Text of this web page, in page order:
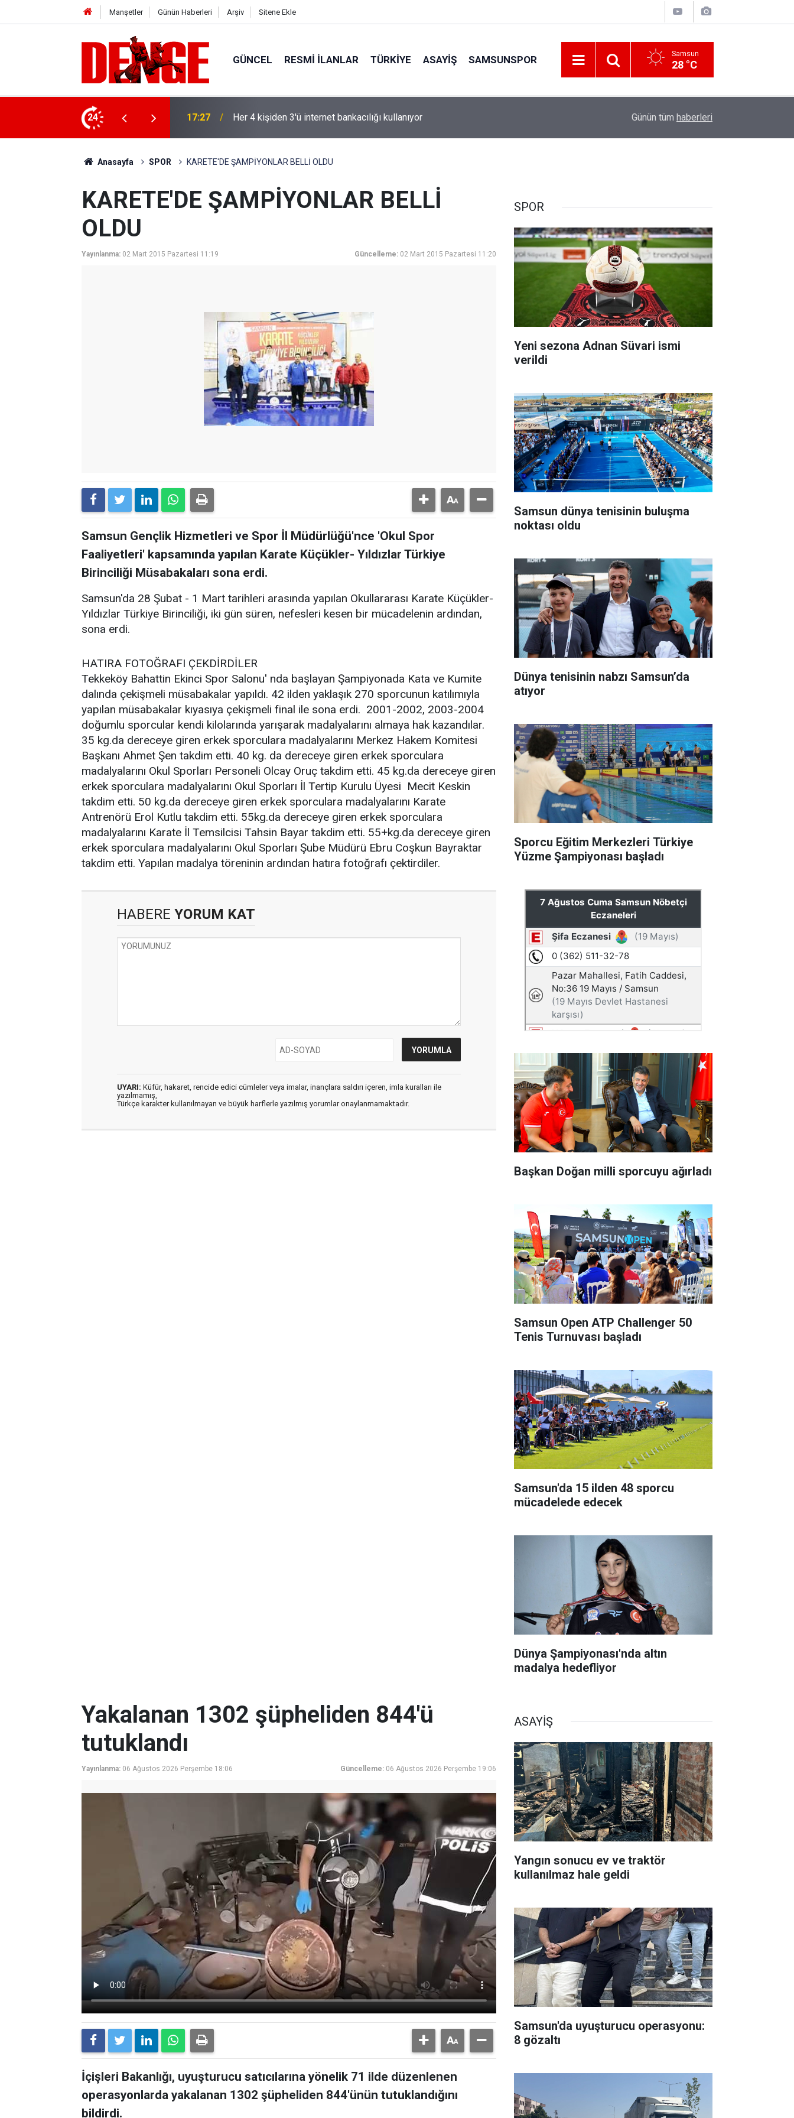
Manşetler Günün Haberleri Arşiv Sitene Ekle
GÜNCEL RESMI İLANLAR TÜRKİYE ASAYİŞ SAMSUNSPOR Samsun
28 °C
24 17:23 Thorsten Fink yeni sezon rotasını çizdi Vatandaşlar evlerinden danışmanlık hizmeti
Günün tüm haberleri
Anasayfa SPOR KARETE'DE ŞAMPİYONLAR BELLİ OLDU
KARETE'DE ŞAMPİYONLAR BELLİ
OLDU
Yayınlanma: 02 Mart 2015 Pazartesi 11:19 Güncelleme: 02 Mart 2015 Pazartesi 11:20
Samsun Gençlik Hizmetleri ve Spor İl Müdürlüğü'nce 'Okul Spor
Faaliyetleri' kapsamında yapılan Karate Küçükler- Yıldızlar Türkiye
Birinciliği Müsabakaları sona erdi.
Samsun'da 28 Şubat - 1 Mart tarihleri arasında yapılan Okullararası Karate Küçükler-
Yıldızlar Türkiye Birinciliği, iki gün süren, nefesleri kesen bir mücadelenin ardından,
sona erdi.
HATIRA FOTOĞRAFI ÇEKDİRDİLER
Tekkeköy Bahattin Ekinci Spor Salonu' nda başlayan Şampiyonada Kata ve Kumite
dalında çekişmeli müsabakalar yapıldı. 42 ilden yaklaşık 270 sporcunun katılımıyla
yapılan müsabakalar kıyasıya çekişmeli final ile sona erdi. 2001-2002, 2003-2004
doğumlu sporcular kendi kilolarında yarışarak madalyalarını almaya hak kazandılar.
35 kg.da dereceye giren erkek sporculara madalyalarını Merkez Hakem Komitesi
Başkanı Ahmet Şen takdim etti. 40 kg. da dereceye giren erkek sporculara
madalyalarını Okul Sporları Personeli Olcay Oruç takdim etti. 45 kg.da dereceye giren
erkek sporculara madalyalarını Okul Sporları İl Tertip Kurulu Üyesi Mecit Keskin
takdim etti. 50 kg.da dereceye giren erkek sporculara madalyalarını Karate
Antrenörü Erol Kutlu takdim etti. 55kg.da dereceye giren erkek sporculara
madalyalarını Karate İl Temsilcisi Tahsin Bayar takdim etti. 55+kg.da dereceye giren
erkek sporculara madalyalarını Okul Sporları Şube Müdürü Ebru Coşkun Bayraktar
takdim etti. Yapılan madalya töreninin ardından hatıra fotoğrafı çektirdiler.
HABERE YORUM KAT
UYARI: Küfür, hakaret, rencide edici cümleler veya imalar, inançlara saldırı içeren, imla kuralları ile
yazılmamış,
Türkçe karakter kullanılmayan ve büyük harflerle yazılmış yorumlar onaylanmamaktadır.
SPOR
Yeni sezona Adnan Süvari ismi
verildi
Samsun dünya tenisinin buluşma
noktası oldu
Dünya tenisinin nabzı Samsun’da
atıyor
Sporcu Eğitim Merkezleri Türkiye
Yüzme Şampiyonası başladı
Başkan Doğan milli sporcuyu ağırladı
Samsun Open ATP Challenger 50
Tenis Turnuvası başladı
Samsun'da 15 ilden 48 sporcu
mücadelede edecek
Dünya Şampiyonası'nda altın
madalya hedefliyor
Yakalanan 1302 şüpheliden 844'ü
tutuklandı
Yayınlanma: 06 Ağustos 2026 Perşembe 18:06 Güncelleme: 06 Ağustos 2026 Perşembe 19:06
İçişleri Bakanlığı, uyuşturucu satıcılarına yönelik 71 ilde düzenlenen
operasyonlarda yakalanan 1302 şüpheliden 844'ünün tutuklandığını
bildirdi.
ASAYİŞ
Yangın sonucu ev ve traktör
kullanılmaz hale geldi
Samsun'da uyuşturucu operasyonu:
8 gözaltı